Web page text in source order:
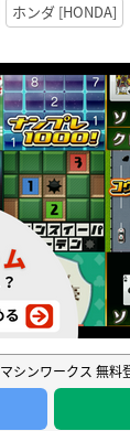
ホンダ [HONDA]
シンワークス 無料